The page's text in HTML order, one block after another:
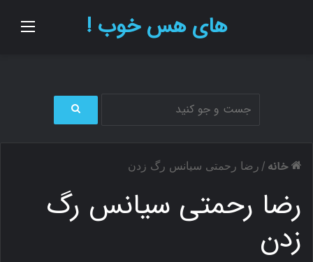
های هس خوب !
ج
ب
ر
خانه / رضا رحمتی سیانس رگ زدن
رضا رحمتی سیانس رگ
زدن